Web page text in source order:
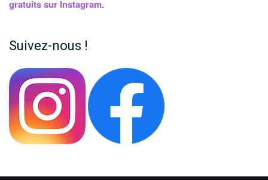
gratuits sur Instagram.
Suivez-nous !